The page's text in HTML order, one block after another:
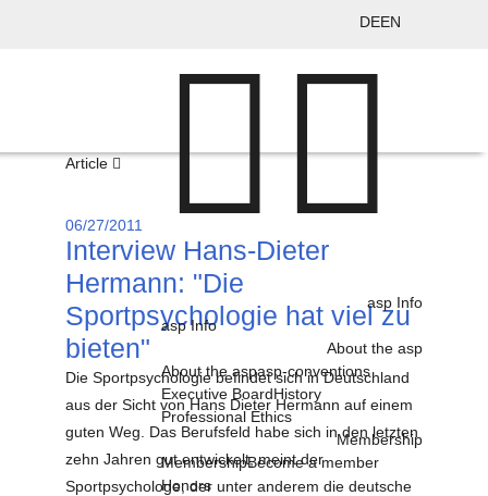
DEEN
asp Info
asp Info
About the asp
About the aspasp-conventions
Executive BoardHistory
Professional Ethics
Membership
MembershipBecome a member
Honors
Article
06/27/2011
Interview Hans-Dieter
Hermann: "Die
Sportpsychologie hat viel zu
bieten"
Die Sportpsychologie befindet sich in Deutschland
aus der Sicht von Hans Dieter Hermann auf einem
guten Weg. Das Berufsfeld habe sich in den letzten
zehn Jahren gut entwickelt, meint der
Sportpsychologe, der unter anderem die deutsche